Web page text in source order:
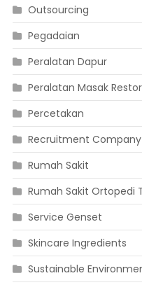
Outsourcing
Pegadaian
Peralatan Dapur
Peralatan Masak
Percetakan
Recruitment
Rumah Sakit
Rumah Sakit Ortopedi
Service Genset
Skincare Ingredients
Sustainable